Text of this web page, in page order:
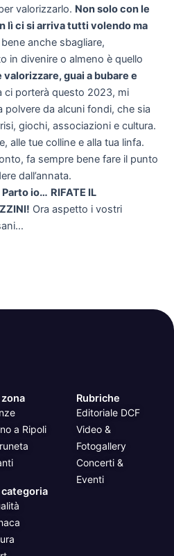
valorizzarlo. Non solo con le
lì ci si arriva tutti volendo ma
bene anche sbagliare,
in divenire o almeno è quello
valorizzare, guai a bubare e
ci porterà questo 2023, mi
polvere da alcuni fondi, che sia
giochi, associazioni e cultura.
alle tue colline e alla tua linfa.
fa sempre bene fare il punto
dall’annata.
Parto io… RIFATE IL
Ora aspetto i vostri
a Ripoli
categoria
Rubriche
Editoriale DCF
Video &
Fotogallery
Concerti &
Eventi